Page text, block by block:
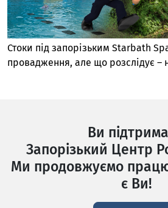
Стоки під запорізьким Starbath
провадження, але що розслідує –
Ви
Запорізький Центр
Ми продовжуємо
є Ви!